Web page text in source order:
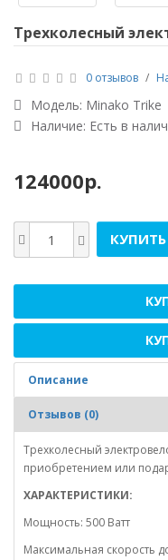
Трехколесный
0 отзывов /
Модель: Minako Trike
Наличие: Есть в
124000р.
КУПИТЬ
Описание
Отзывов (0)
Трехколесный
приобретением или
ХАРАКТЕРИСТИКИ:
Мощность: 500 Ватт
Максимальная скорость